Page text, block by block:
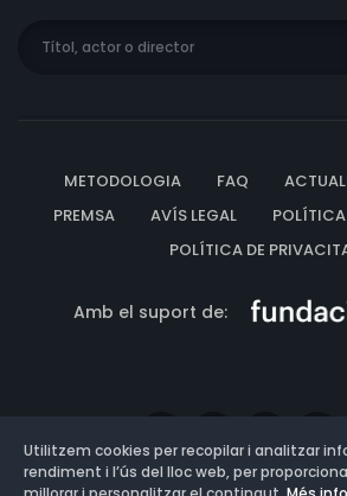
METODOLOGIA FAQ
PREMSA
AVÍS LEGAL
POLÍTICA DE
Amb el suport de:
Utilitzem cookies per recopilar i analitzar
rendiment i l’ús del lloc web, per